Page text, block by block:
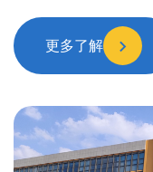
更多了解